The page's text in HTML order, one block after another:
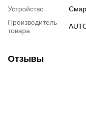
Устройство
Производитель
товара
Отзывы